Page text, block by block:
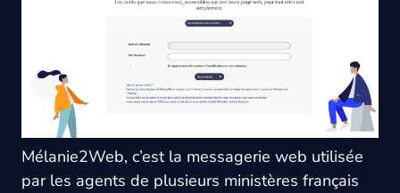
Mélanie2Web, c’est la messagerie web utilisée
par les agents de plusieurs ministères français